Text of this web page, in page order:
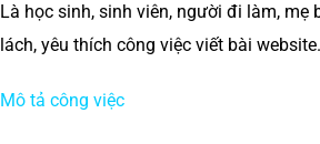
Là học sinh, sinh viên, người đi làm,
lách, yêu thích công việc viết bài website.
Mô tả công việc